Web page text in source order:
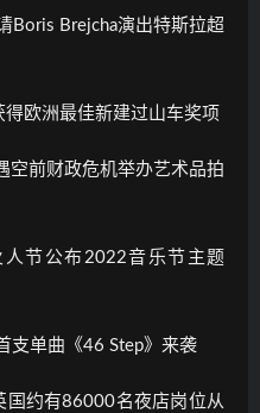
Boris Brejcha演出特斯拉超
欧洲最佳新建过山车奖项
空前财政危机举办艺术品拍
人节公布2022音乐节主题
支单曲《46 Step》来袭
国约有86000名夜店岗位从